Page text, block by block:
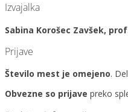
Izvajalka
Sabina Korošec Zavšek,
Prijave
Število mest je omejeno.
Obvezne so prijave preko